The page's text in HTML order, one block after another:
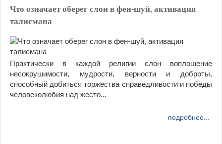
Что означает оберег слон в фен-шуй, активация
талисмана
Практически в каждой религии слон воплощение
несокрушимости, мудрости, верности и доброты,
способный добиться торжества справедливости и победы
человеколюбия над жесто...
подробнее...